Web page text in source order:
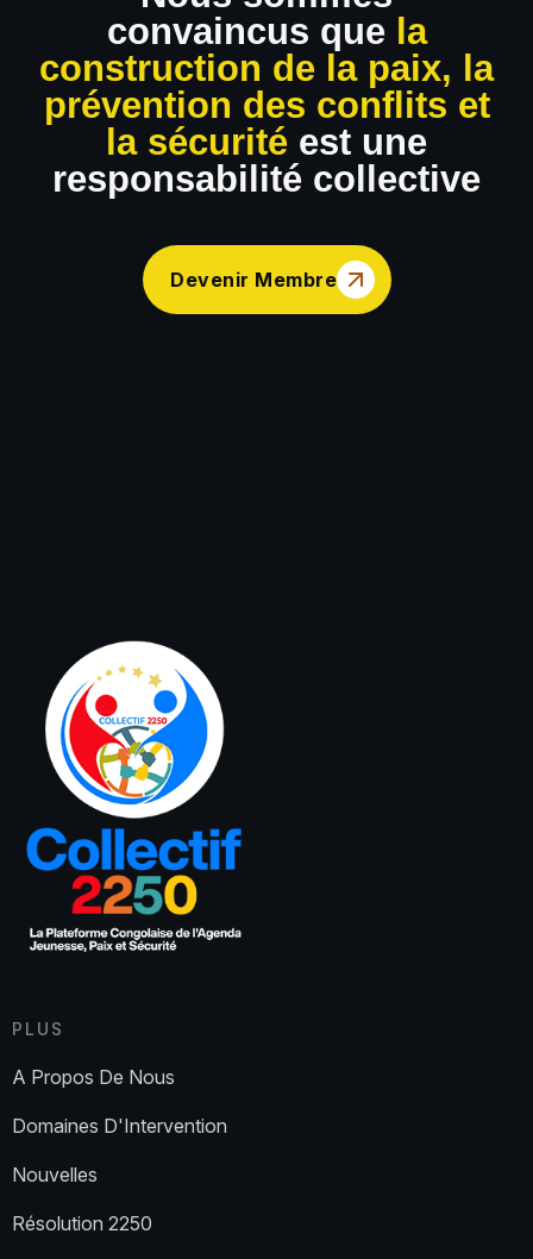
convaincus que la
construction de la paix, la
prévention des conflits et
la sécurité est une
responsabilité collective
Devenir Membre
PLUS
A Propos De Nous
Domaines D'Intervention
Nouvelles
Résolution 2250